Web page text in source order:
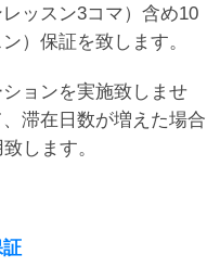
ッスン3コマ）含め10
）保証を致します。
ョンを実施致しませ
滞在日数が増えた場合
します。